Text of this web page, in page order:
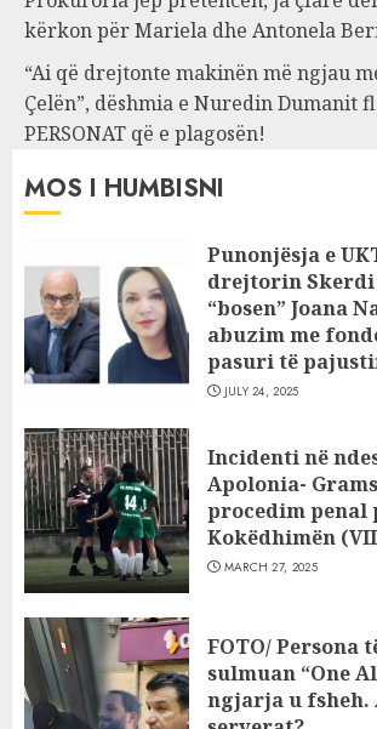
kërkon për Mariela dhe Antonela
“Ai që drejtonte makinën më ngjau
Çelën”, dëshmia e Nuredin Dumanit
PERSONAT që e plagosën!
MOS I HUMBISNI
Punonjësja e
drejtorin Skerdi
“bosen” Joana
abuzim me
pasuri të
JULY 24, 2025
Incidenti në
Apolonia-
procedim penal
Kokëdhimën
MARCH 27, 2025
FOTO/ Persona
sulmuan “One
ngjarja u fsheh.